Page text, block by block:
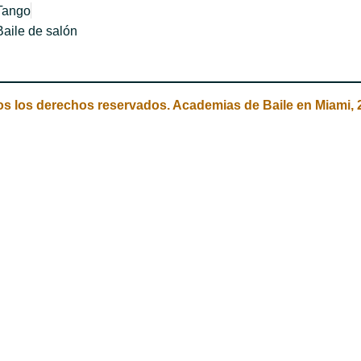
de salón
los derechos reservados. Academias de Baile en Miami,